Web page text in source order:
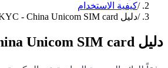
/كيفية الاستخدام
/دليل KYC - China Unicom SIM card
دليل KYC - China Unicom SIM card